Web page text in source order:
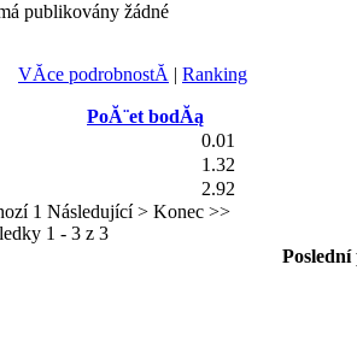
publikovány žádné
VĂ­ce podrobnostĂ­ | Ranking
PoĂ¨et bodĂą
0.01
1.32
2.92
1 Následující > Konec >>
1 - 3 z 3